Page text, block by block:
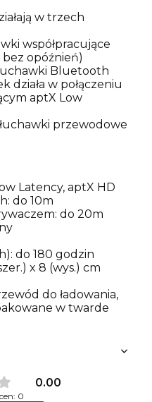
w trzech
współpracujące
bez opóźnień)
Bluetooth
działa w połączeniu
aptX Low
przewodowe
Latency, aptX HD
do 10m
do 20m
do 180 godzin
x 8 (wys.) cm
do ładowania,
w twarde
0.00
0